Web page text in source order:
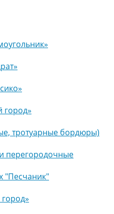
город»
тротуарные бордюры)
перегородочные
"Песчаник"